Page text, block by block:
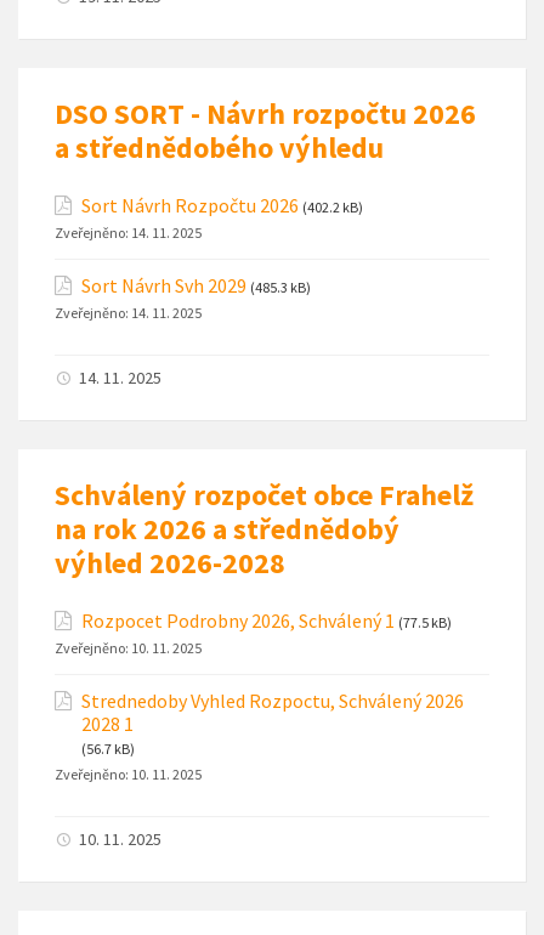
DSO SORT - Návrh rozpočtu 2026
a střednědobého výhledu
Sort Návrh Rozpočtu 2026 (402.2 kB)
Zveřejněno: 14. 11. 2025
Sort Návrh Svh 2029 (485.3 kB)
Zveřejněno: 14. 11. 2025
14. 11. 2025
Schválený rozpočet obce Frahelž
na rok 2026 a střednědobý
výhled 2026-2028
Rozpocet Podrobny 2026, Schválený 1 (77.5 kB)
Zveřejněno: 10. 11. 2025
Strednedoby Vyhled Rozpoctu, Schválený 2026
2028 1
(56.7 kB)
Zveřejněno: 10. 11. 2025
10. 11. 2025